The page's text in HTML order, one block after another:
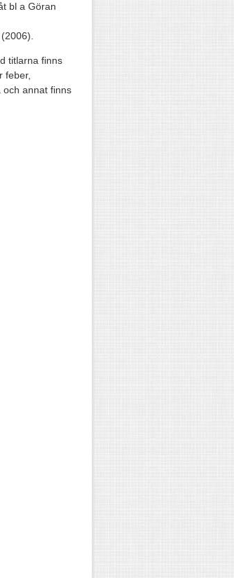
bl a Göran
titlarna finns
feber,
och annat finns